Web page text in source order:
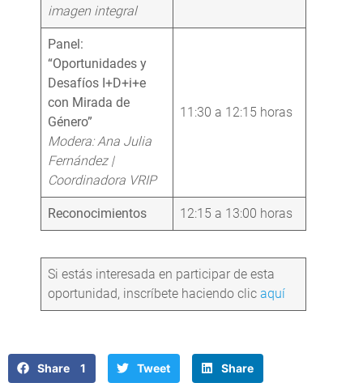
imagen integral
Panel:
“Oportunidades y
Desafíos I+D+i+e
con Mirada de
Género”
Modera: Ana Julia
Fernández |
Coordinadora VRIP
11:30 a 12:15 horas
Reconocimientos 12:15 a 13:00 horas
Si estás interesada en participar de esta
oportunidad, inscríbete haciendo clic aquí
Share 1 Tweet Share